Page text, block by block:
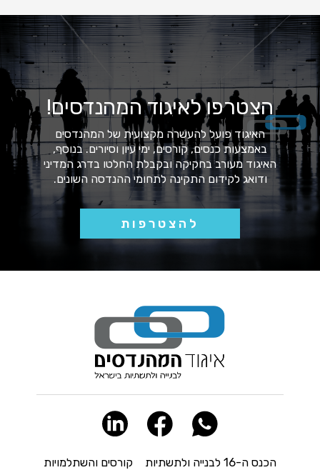
הצטרפו לאיגוד המהנדסים!
האיגוד פועל להעשרה מקצועית של המהנדסים
באמצעות כנסים, קורסים, ימי עיון וסיורים. בנוסף,
האיגוד מעורב בחקיקה ובקבלת החלטו בדרג המדיני
ודואג לקידום התקינה לתחומי ההנדסה השונים.
להצטרפות
הכנס ה-16 לבנייה ולתשתיות
קורסים והשתלמויות